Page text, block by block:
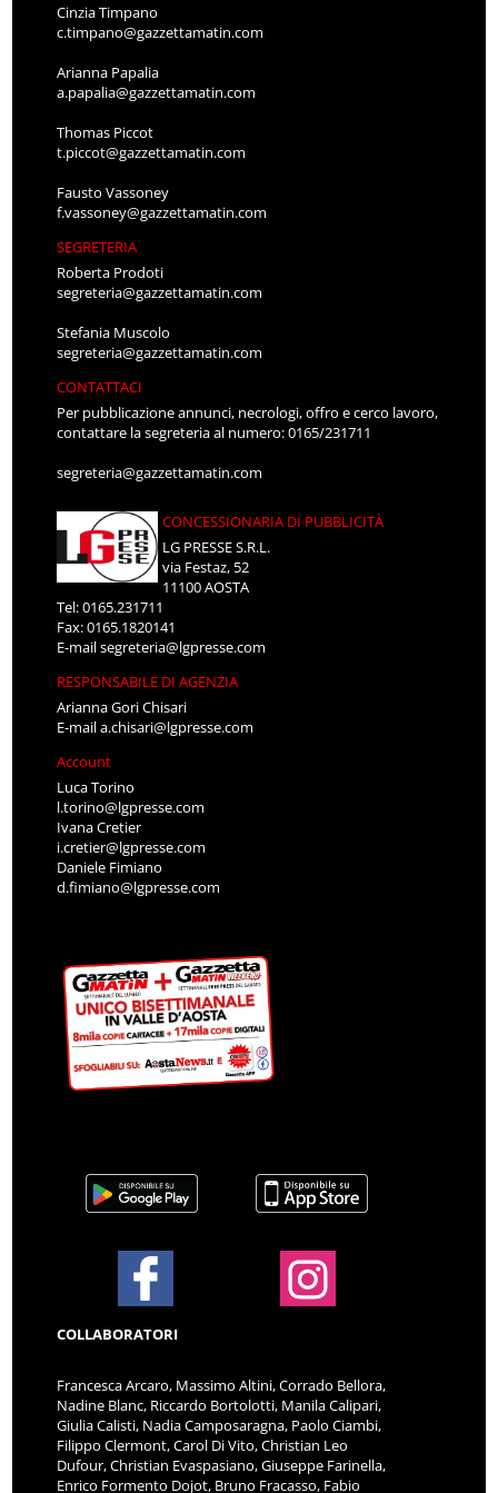
Cinzia Timpano
c.timpano@gazzettamatin.com
Arianna Papalia
a.papalia@gazzettamatin.com
Thomas Piccot
t.piccot@gazzettamatin.com
Fausto Vassoney
f.vassoney@gazzettamatin.com
SEGRETERIA
Roberta Prodoti
segreteria@gazzettamatin.com
Stefania Muscolo
segreteria@gazzettamatin.com
CONTATTACI
Per pubblicazione annunci, necrologi, offro e cerco lavoro,
contattare la segreteria al numero: 0165/231711
segreteria@gazzettamatin.com
CONCESSIONARIA DI PUBBLICITÀ
LG PRESSE S.R.L.
via Festaz, 52
11100 AOSTA
Tel: 0165.231711
Fax: 0165.1820141
E-mailsegreteria@lgpresse.com
RESPONSABILE DI AGENZIA
Arianna Gori Chisari
E-maila.chisari@lgpresse.com
Account
Luca Torino
l.torino@lgpresse.com
Ivana Cretier
i.cretier@lgpresse.com
Daniele Fimiano
d.fimiano@lgpresse.com
COLLABORATORI
Francesca Arcaro, Massimo Altini, Corrado Bellora,
Nadine Blanc, Riccardo Bortolotti, Manila Calipari,
Giulia Calisti, Nadia Camposaragna, Paolo Ciambi,
Filippo Clermont, Carol Di Vito, Christian Leo
Dufour, Christian Evaspasiano, Giuseppe Farinella,
Enrico Formento Dojot, Bruno Fracasso, Fabio